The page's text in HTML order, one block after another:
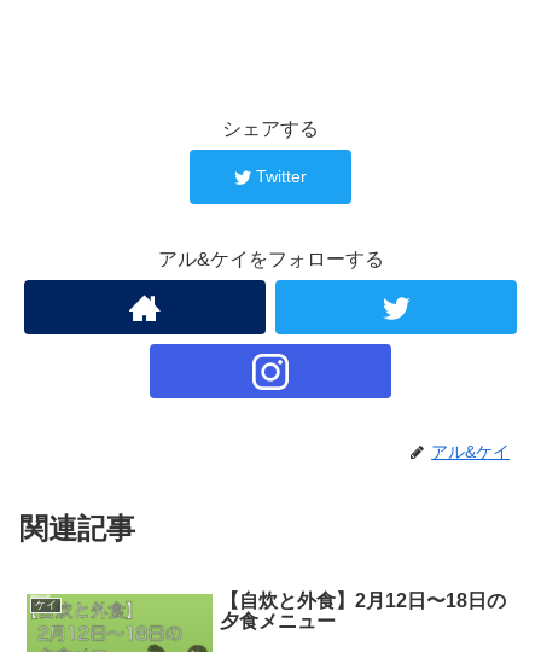
シェアする
Twitter
アル&ケイをフォローする
アル&ケイ
関連記事
ケイ
【自炊と外食】2月12日〜18日の
夕食メニュー